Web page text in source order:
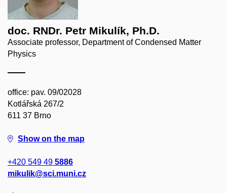
doc. RNDr. Petr Mikulík, Ph.D.
Associate professor, Department of Condensed Matter
Physics
office: pav. 09/02028
Kotlářská 267/2
611 37 Brno
Show on the map
+420 549 49 5886
mikulik@sci.muni.cz